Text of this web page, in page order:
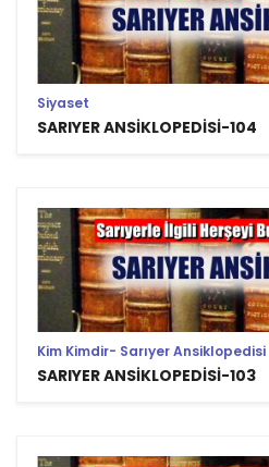
Siyaset
SARIYER ANSİKLOPEDİSİ-104
Kim Kimdir- Sarıyer Ansiklopedisi
SARIYER ANSİKLOPEDİSİ-103